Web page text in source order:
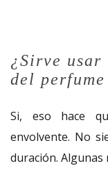
¿Sirve usar
del
Si, eso hace
envolvente. No
duración. Algunas